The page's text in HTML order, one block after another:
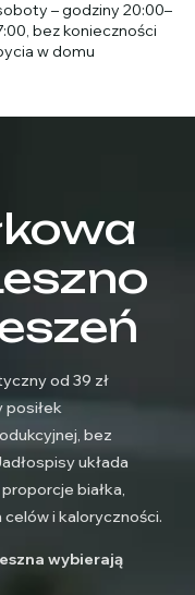
– godziny 20:00–
bez konieczności
w domu
od 39 zł
posiłek
bez
układa
białka,
i kaloryczności.
wybierają